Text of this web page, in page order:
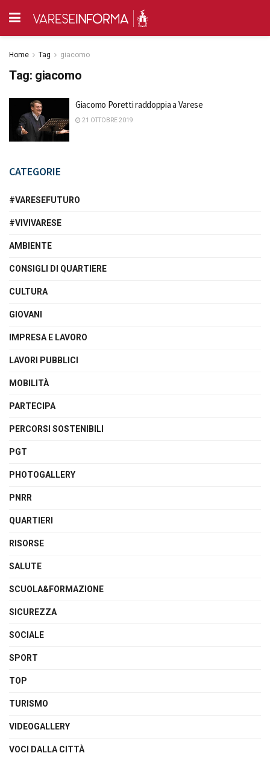
Home Tag giacomo
Tag: giacomo
Giacomo Poretti raddoppia a Varese
21 OTTOBRE 2019
CATEGORIE
#VARESEFUTURO
#VIVIVARESE
AMBIENTE
CONSIGLI DI QUARTIERE
CULTURA
GIOVANI
IMPRESA E LAVORO
LAVORI PUBBLICI
MOBILITÀ
PARTECIPA
PERCORSI SOSTENIBILI
PGT
PHOTOGALLERY
PNRR
QUARTIERI
RISORSE
SALUTE
SCUOLA&FORMAZIONE
SICUREZZA
SOCIALE
SPORT
TOP
TURISMO
VIDEOGALLERY
VOCI DALLA CITTÀ